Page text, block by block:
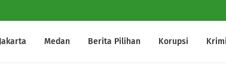
Jakarta Medan Berita Pilihan Korupsi